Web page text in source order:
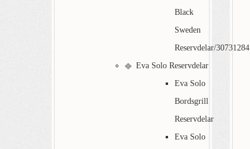
Black
Sweden
Reservdelar/30731284
Eva Solo Reservdelar
Eva Solo
Bordsgrill
Reservdelar
Eva Solo